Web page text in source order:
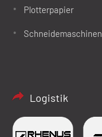
Plotterpapier
Schneidemaschinen
Logistik